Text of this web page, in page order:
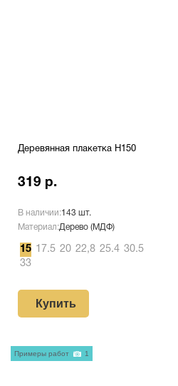
Деревянная плакетка H150
319 р.
В наличии:143 шт.
Материал:Дерево (МДФ)
15 17.5 20 22,8 25.4 30.5
33
Купить
Примеры работ 1